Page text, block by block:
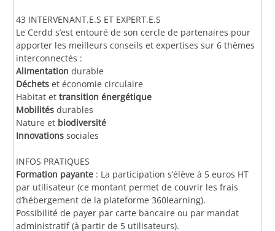
43 INTERVENANT.E.S ET EXPERT.E.S
Le Cerdd s’est entouré de son cercle de partenaires pour
apporter les meilleurs conseils et expertises sur 6 thèmes
interconnectés :
Alimentation durable
Déchets et économie circulaire
Habitat ettransition énergétique
Mobilités durables
Nature et biodiversité
Innovations sociales
INFOS PRATIQUES
Formation payante : La participation s’élève à 5 euros HT
par utilisateur (ce montant permet de couvrir les frais
d’hébergement de la plateforme 360learning).
Possibilité de payer par carte bancaire ou par mandat
administratif (à partir de 5 utilisateurs).